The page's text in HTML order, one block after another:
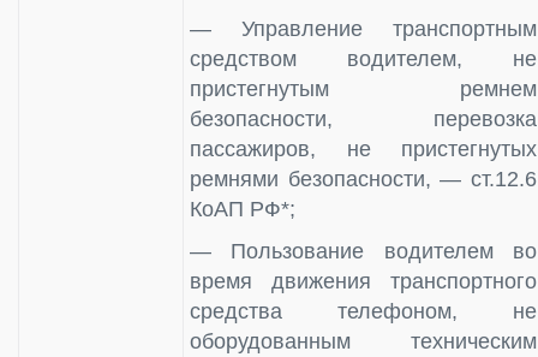
— Управление транспортным
средством водителем, не
пристегнутым ремнем
безопасности, перевозка
пассажиров, не пристегнутых
ремнями безопасности, — ст.12.6
КоАП РФ*;
— Пользование водителем во
время движения транспортного
средства телефоном, не
оборудованным техническим